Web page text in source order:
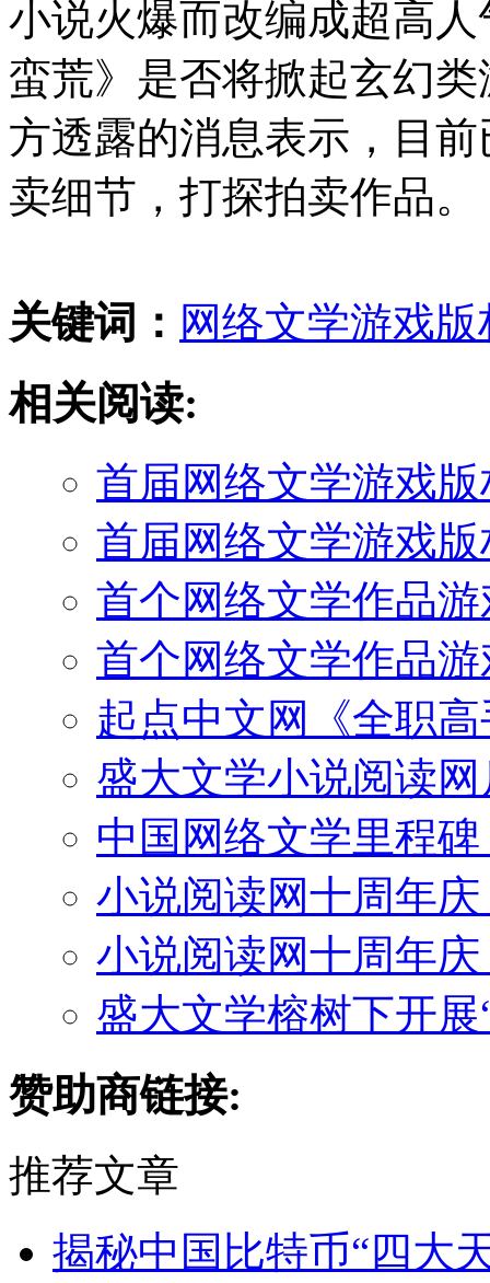
小说火爆而改编成超高
蛮荒》是否将掀起玄幻
方透露的消息表示，目
卖细节，打探拍卖作品。
关键词： 网络文学游戏版
相关阅读:
首届网络文学游戏
首届网络文学游戏
首个网络文学作品
首个网络文学作品
起点中文网《全职
盛大文学小说阅读
中国网络文学里程
小说阅读网十周年
小说阅读网十周年
盛大文学榕树下开
赞助商链接:
推荐文章
揭秘中国比特币“四大